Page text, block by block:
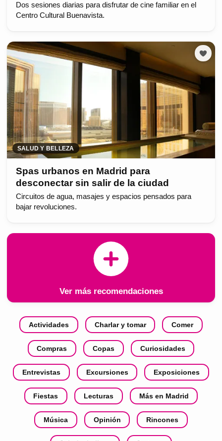
Dos sesiones diarias para disfrutar de cine familiar en el
Centro Cultural Buenavista.
SALUD Y BELLEZA
Spas urbanos en Madrid para
desconectar sin salir de la ciudad
Circuitos de agua, masajes y espacios pensados para
bajar revoluciones.
Ver más recomendaciones
Actividades Charlar y tomar Comer
Compras Copas Curiosidades
Entrevistas Excursiones Exposiciones
Fiestas Lecturas Más en Madrid
Música Opinión Rincones